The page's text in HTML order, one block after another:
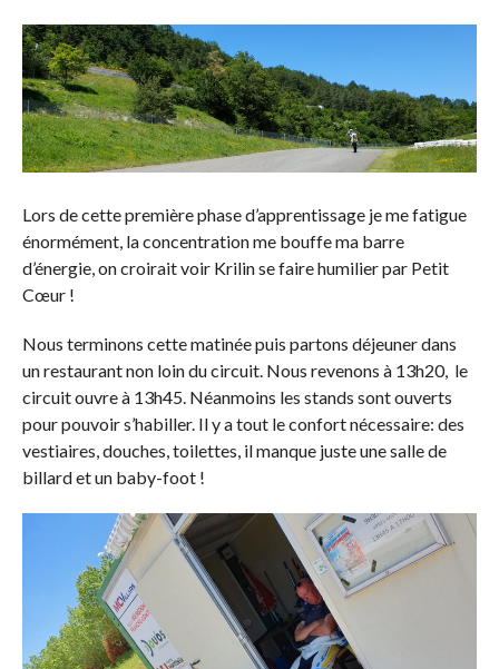
Lors de cette première phase d’apprentissage je me fatigue
énormément, la concentration me bouffe ma barre
d’énergie, on croirait voir Krilin se faire humilier par Petit
Cœur !
Nous terminons cette matinée puis partons déjeuner dans
un restaurant non loin du circuit. Nous revenons à 13h20, le
circuit ouvre à 13h45. Néanmoins les stands sont ouverts
pour pouvoir s’habiller. Il y a tout le confort nécessaire: des
vestiaires, douches, toilettes, il manque juste une salle de
billard et un baby-foot !